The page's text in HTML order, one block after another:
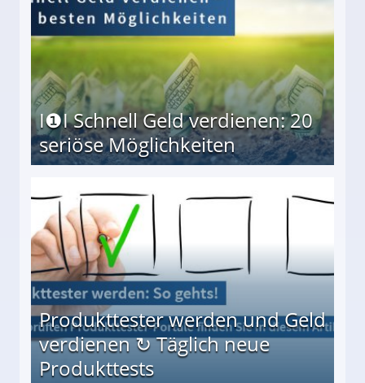
I❶I Schnell Geld verdienen: 20
seriöse Möglichkeiten
Produkttester werden und Geld
verdienen ↻ Täglich neue
Produkttests